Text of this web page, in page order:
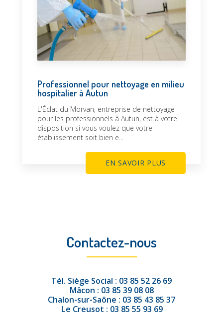
Professionnel pour nettoyage en milieu
hospitalier à Autun
L'Éclat du Morvan, entreprise de nettoyage
pour les professionnels à Autun, est à votre
disposition si vous voulez que votre
établissement soit bien e...
EN SAVOIR PLUS
Contactez-nous
Tél. Siège Social : 03 85 52 26 69
Mâcon : 03 85 39 08 08
Chalon-sur-Saône : 03 85 43 85 37
Le Creusot : 03 85 55 93 69